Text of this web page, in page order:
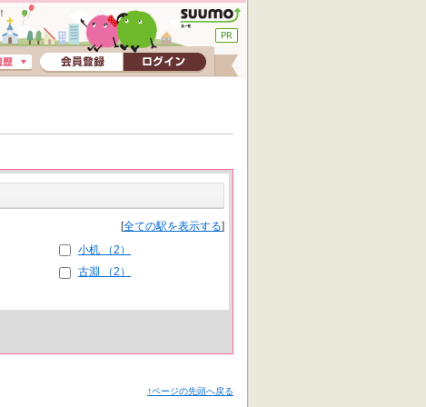
[全ての駅を表示する]
小机 （2）
古淵 （2）
↑ページの先頭へ戻る